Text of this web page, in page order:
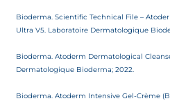
Bioderma. Scientific Technical File –
Ultra V5. Laboratoire Dermatologique
Bioderma. Atoderm Dermatological
Dermatologique Bioderma; 2022.
Bioderma. Atoderm Intensive Gel-Crème